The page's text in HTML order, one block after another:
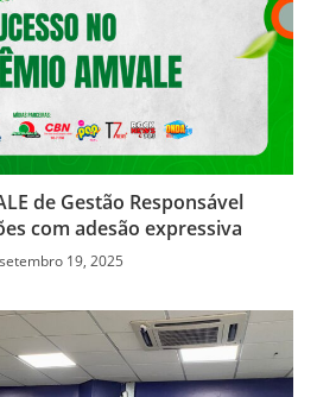
de Gestão Responsável
com adesão expressiva
setembro 19, 2025